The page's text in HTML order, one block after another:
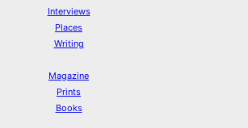
Interviews
Places
Writing
Magazine
Prints
Books